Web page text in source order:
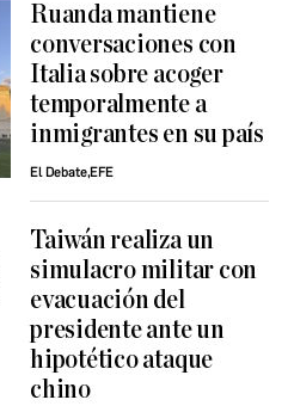
Ruanda mantiene
conversaciones con
Italia sobre acoger
temporalmente a
inmigrantes en su país
El Debate,EFE
Taiwán realiza un
simulacro militar con
evacuación del
presidente ante un
hipotético ataque
chino